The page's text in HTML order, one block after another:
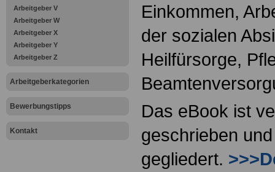
Arbeitgeber V
Arbeitgeber W
Arbeitgeber X
Arbeitgeber Y
Arbeitgeber Z
Arbeitgeberkategorien
Bewerbungstipps
Kontakt
Einkommen,
der sozialen
Heilfürsorge,
Das eBook ist
geschrieben
gegliedert.